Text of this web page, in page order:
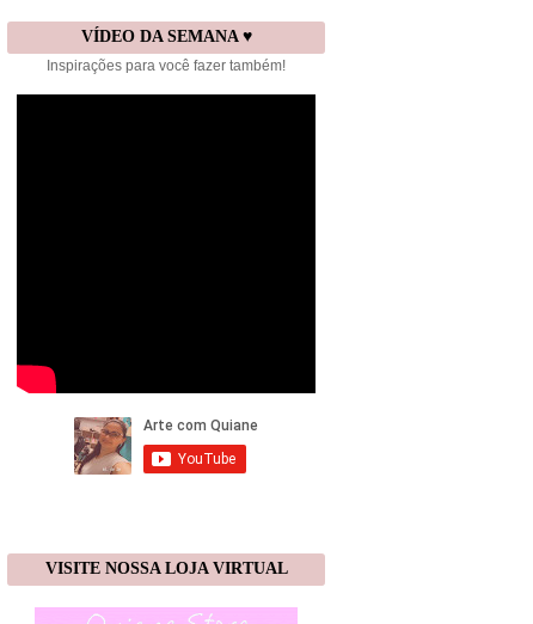
VÍDEO DA SEMANA ♥
Inspirações para você fazer também!
VISITE NOSSA LOJA VIRTUAL